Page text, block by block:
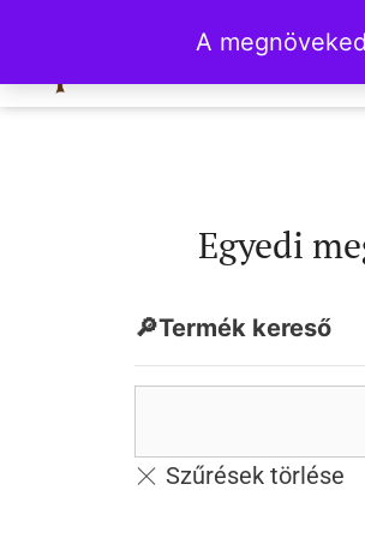
A
Egyedi
🔎Termék kereső